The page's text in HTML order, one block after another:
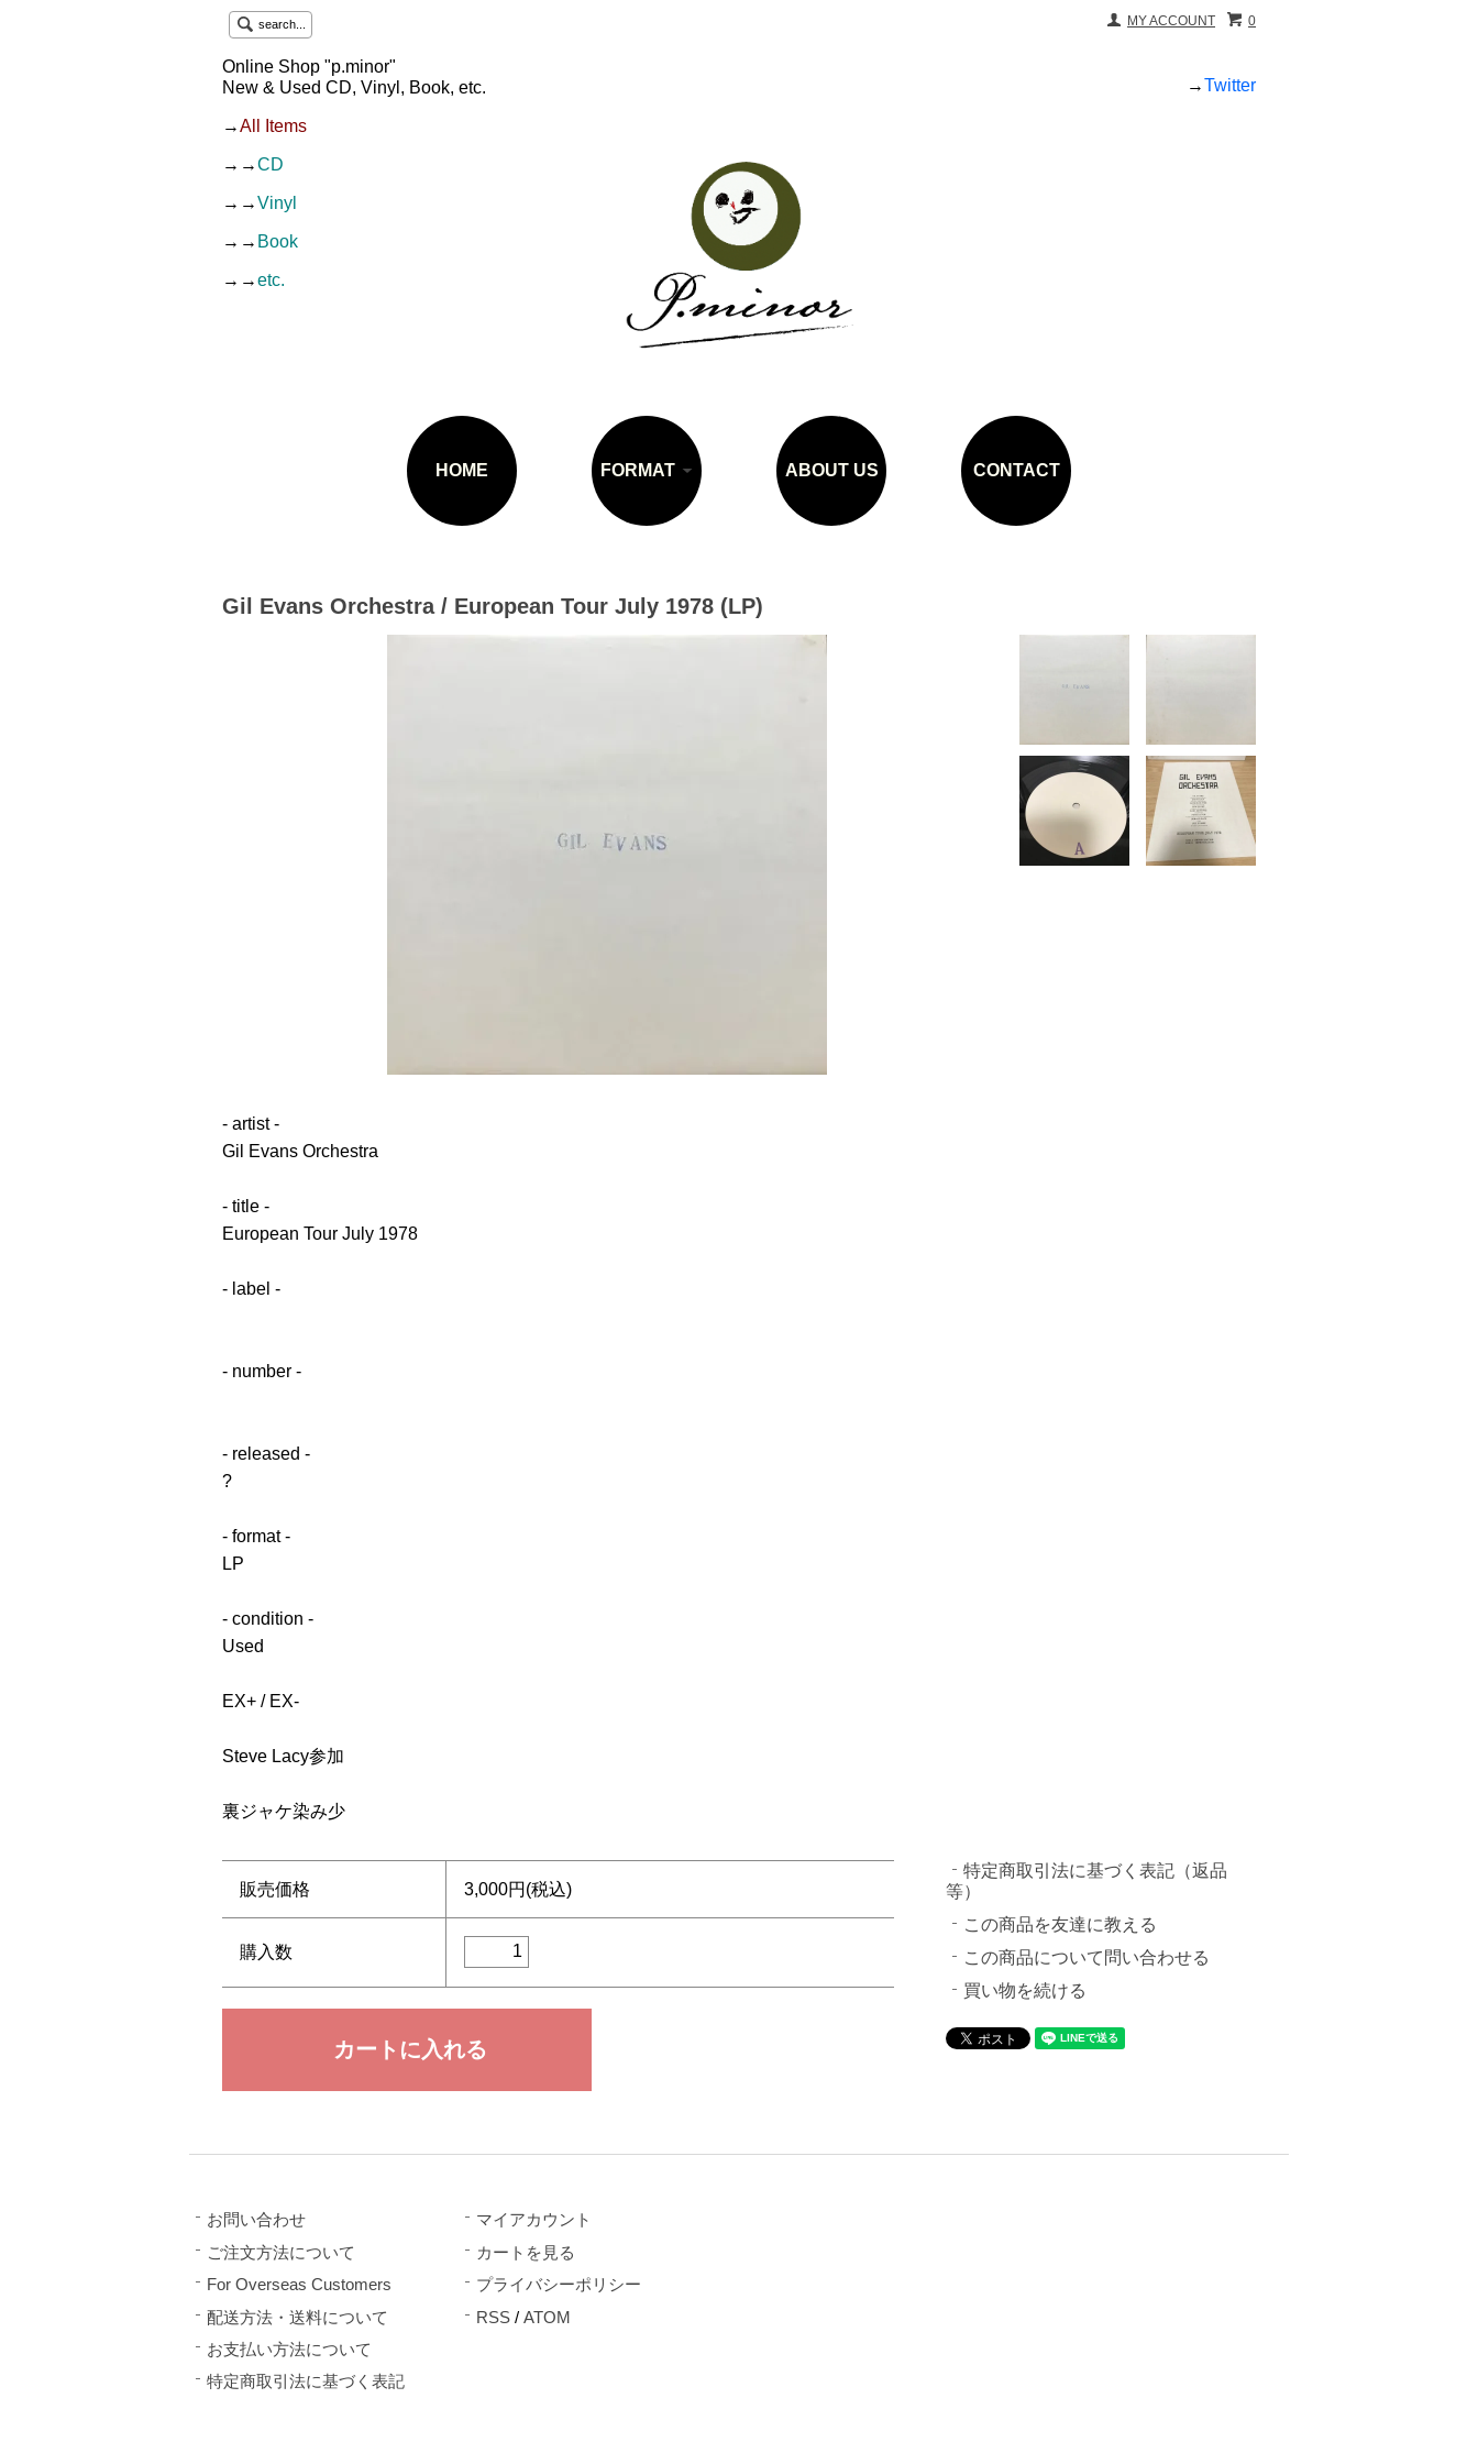
0
MY ACCOUNT
search...
Online Shop "p.minor"
New & Used CD, Vinyl, Book, etc.
→All Items
→→CD
→→Vinyl
→→ Book
→→etc.
→Twitter
HOME FORMAT ABOUT US CONTACT
Gil Evans Orchestra / European Tour July 1978 (LP)
- artist -
Gil Evans Orchestra
- title -
European Tour July 1978
- label -
- number -
- released -
?
- format -
LP
- condition -
Used
EX+ / EX-
Steve Lacy参加
裏ジャケ染み少
販売価格 3,000円(税込)
購入数
特定商取引法に基づく表記（返品
等）
この商品を友達に教える
この商品について問い合わせる
買い物を続ける
お問い合わせ
ご注文方法について
For Overseas Customers
配送方法・送料について
お支払い方法について
特定商取引法に基づく表記
マイアカウント
カートを見る
プライバシーポリシー
RSS / ATOM